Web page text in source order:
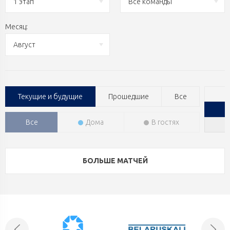
Месяц:
Август
Текущие и будущие Прошедшие Все
Все Дома В гостях
БОЛЬШЕ МАТЧЕЙ